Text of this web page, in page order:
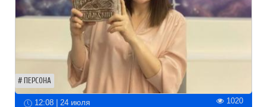
ПЕРСОНА
12:08 | 24 июля 1020